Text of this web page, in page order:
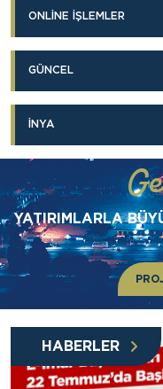
ONLİNE İŞLEMLER
GÜNCEL
İNYA
YATIRIMLARLA
HABERLER